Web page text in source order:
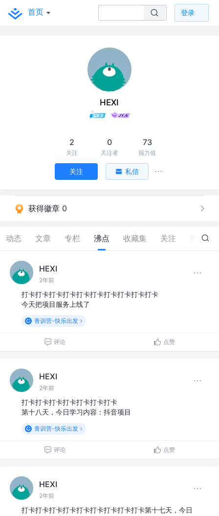
首页 登录
HEXI
2
关注
0
关注者
73
掘力值
关注 私信
获得徽章 0
动态 文章 专栏 沸点 收藏集 关注 2
HEXI
2年前
打卡打卡打卡打卡打卡打卡打卡打卡打卡打卡
今天把项目服务上线了
青训营-快乐出发
评论 点赞
HEXI
2年前
打卡打卡打卡打卡打卡打卡打卡
第十八天，今日学习内容：抖音项目
青训营-快乐出发
评论 点赞
HEXI
2年前
打卡打卡打卡打卡打卡打卡打卡打卡打卡第十七天，今日